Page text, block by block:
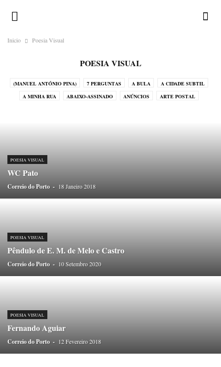
Inicio Poesia Visual
POESIA VISUAL
(MANUEL ANTÓNIO PINA) 7 PERGUNTAS A BULA
A CIDADE SUBTIL
A MINHA RUA
ABAIXO-ASSINADO ANÚNCIOS
ARTE POSTAL
GALERIA
HUMORO SAPIENS
LEGENDAS
LUGARES-COMUNS
MÉDIA MENU
MIRADOURO
PAPEL-PENSANTE
POEMÁRIO
POESIA VISUAL PORTO ANIMADO
PRIORITÁRIO
RETÂNGULO
TABULETA DIGITAL
TEMPORÁRIO TOPOGRAFIAS
TYPO
POESIA VISUAL
WC Pato
Correio do Porto - 18 Janeiro 2018
POESIA VISUAL
Pêndulo de E. M. de Melo e Castro
Correio do Porto - 10 Setembro 2020
POESIA VISUAL
Fernando Aguiar
Correio do Porto - 12 Fevereiro 2018